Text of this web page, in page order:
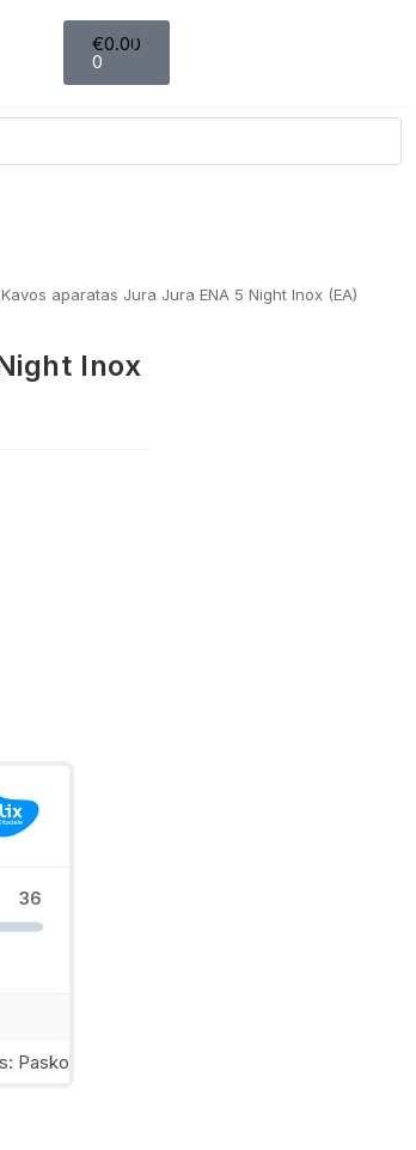
€0.00
0
Kavos aparatas Jura Jura ENA 5 Night Inox (EA)
Inox